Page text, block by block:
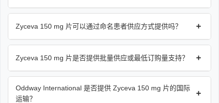
Zyceva 150 mg 片可以通过命名患者供应方式提供吗？ +
Zyceva 150 mg 片是否提供批量供应或最低订购量支持？ +
Oddway International 是否提供 Zyceva 150 mg 片的国际
运输？
+